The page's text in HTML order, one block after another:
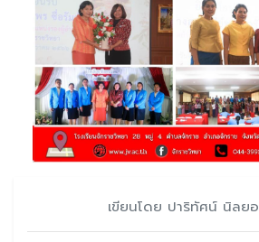
เขียนโดย ปาริทัศน์ นิลย